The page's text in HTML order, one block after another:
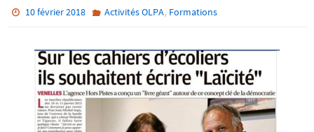
10 février 2018 Activités OLPA, Formations